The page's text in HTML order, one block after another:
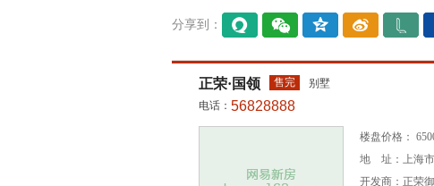
分享到：
正荣·国领 售完
别墅
电话： 56828888
楼盘价格：
地 址：上海市
开发商：正荣